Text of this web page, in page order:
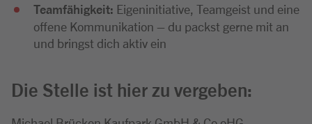
Teamfähigkeit: Eigeninitiative, Teamgeist und eine
offene Kommunikation – du packst gerne mit an
und bringst dich aktiv ein
Die Stelle ist hier zu vergeben: